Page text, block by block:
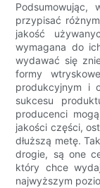
Podsumowując,
przypisać
jakość
wymagana do
wydawać się
formy
produkcyjnym i
sukcesu
producenci
jakości części,
dłuższą metę.
drogie, są one
który chce
najwyższym